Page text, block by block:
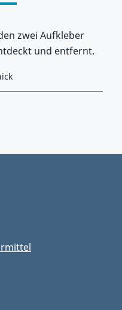
zwei Aufkleber
und entfernt.